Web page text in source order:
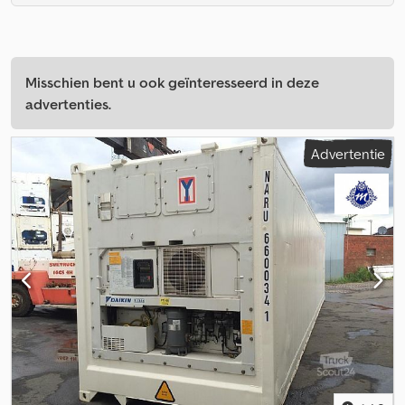
Misschien bent u ook geïnteresseerd in deze
advertenties.
Advertentie